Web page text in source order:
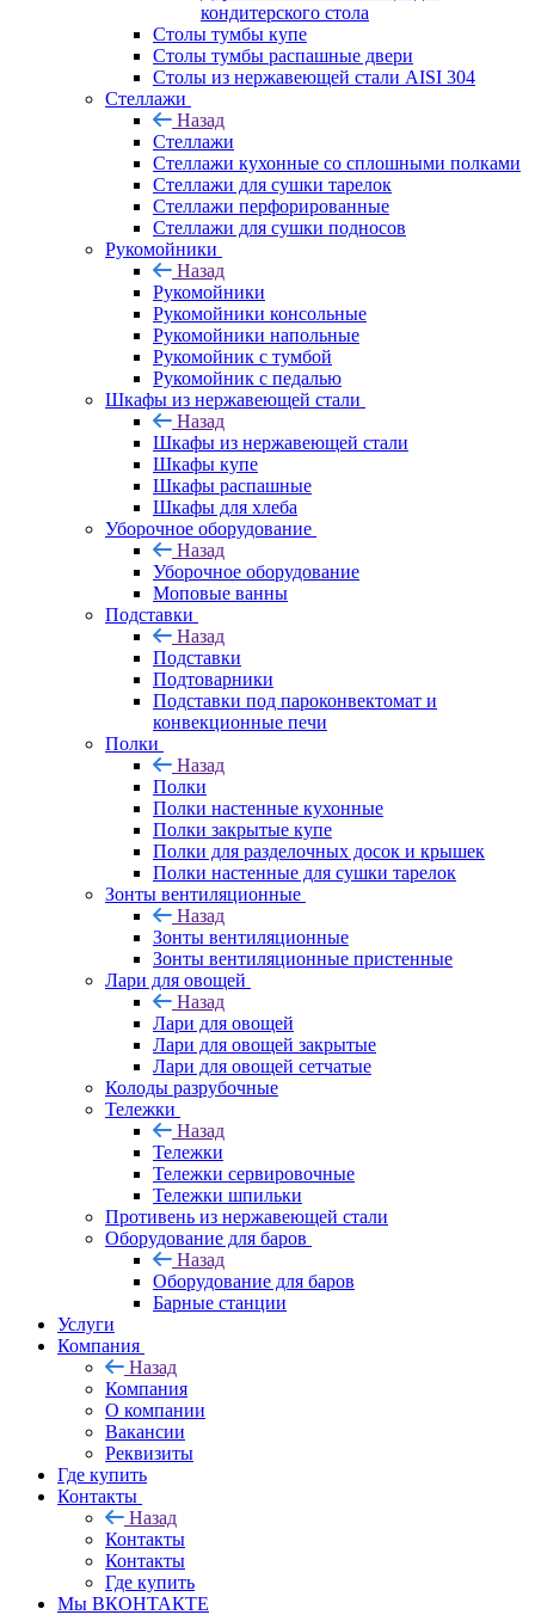
кондитерского стола
Столы тумбы купе
Столы тумбы распашные двери
Столы из нержавеющей стали AISI 304
Стеллажи
Назад
Стеллажи
Стеллажи кухонные со сплошными полками
Стеллажи для сушки тарелок
Стеллажи перфорированные
Стеллажи для сушки подносов
Рукомойники
Назад
Рукомойники
Рукомойники консольные
Рукомойники напольные
Рукомойник с тумбой
Рукомойник с педалью
Шкафы из нержавеющей стали
Назад
Шкафы из нержавеющей стали
Шкафы купе
Шкафы распашные
Шкафы для хлеба
Уборочное оборудование
Назад
Уборочное оборудование
Моповые ванны
Подставки
Назад
Подставки
Подтоварники
Подставки под пароконвектомат и
конвекционные печи
Полки
Назад
Полки
Полки настенные кухонные
Полки закрытые купе
Полки для разделочных досок и крышек
Полки настенные для сушки тарелок
Зонты вентиляционные
Назад
Зонты вентиляционные
Зонты вентиляционные пристенные
Лари для овощей
Назад
Лари для овощей
Лари для овощей закрытые
Лари для овощей сетчатые
Колоды разрубочные
Тележки
Назад
Тележки
Тележки сервировочные
Тележки шпильки
Противень из нержавеющей стали
Оборудование для баров
Назад
Оборудование для баров
Барные станции
Услуги
Компания
Назад
Компания
О компании
Вакансии
Реквизиты
Где купить
Контакты
Назад
Контакты
Контакты
Где купить
Мы ВКОНТАКТЕ